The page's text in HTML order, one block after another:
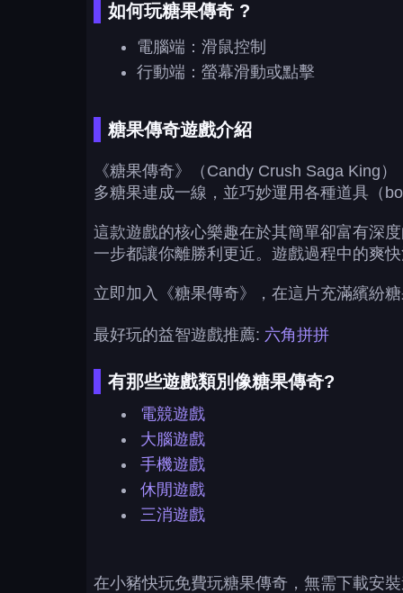
如何玩糖果傳奇 ?
電腦端：滑鼠控制
行動端：螢幕滑動或點擊
糖果傳奇遊戲介紹
《糖果傳奇》（Candy Crush Saga King
多糖果連成一線，並巧妙運用各種道具（
這款遊戲的核心樂趣在於其簡單卻富有深
一步都讓你離勝利更近。遊戲過程中的爽
立即加入《糖果傳奇》，在這片充滿繽紛
最好玩的益智遊戲推薦: 六角拼拼
有那些遊戲類別像糖果傳奇?
電競遊戲
大腦遊戲
手機遊戲
休閒遊戲
三消遊戲
在小豬快玩免費玩糖果傳奇，無需下載安